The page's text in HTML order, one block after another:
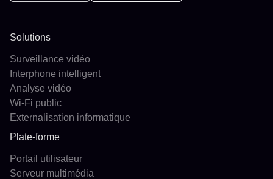
Solutions
Surveillance vidéo
Interphone intelligent
Analyse vidéo
Wi-Fi public
Externalisation informatique
Plate-forme
Portail utilisateur
Serveur multimédia